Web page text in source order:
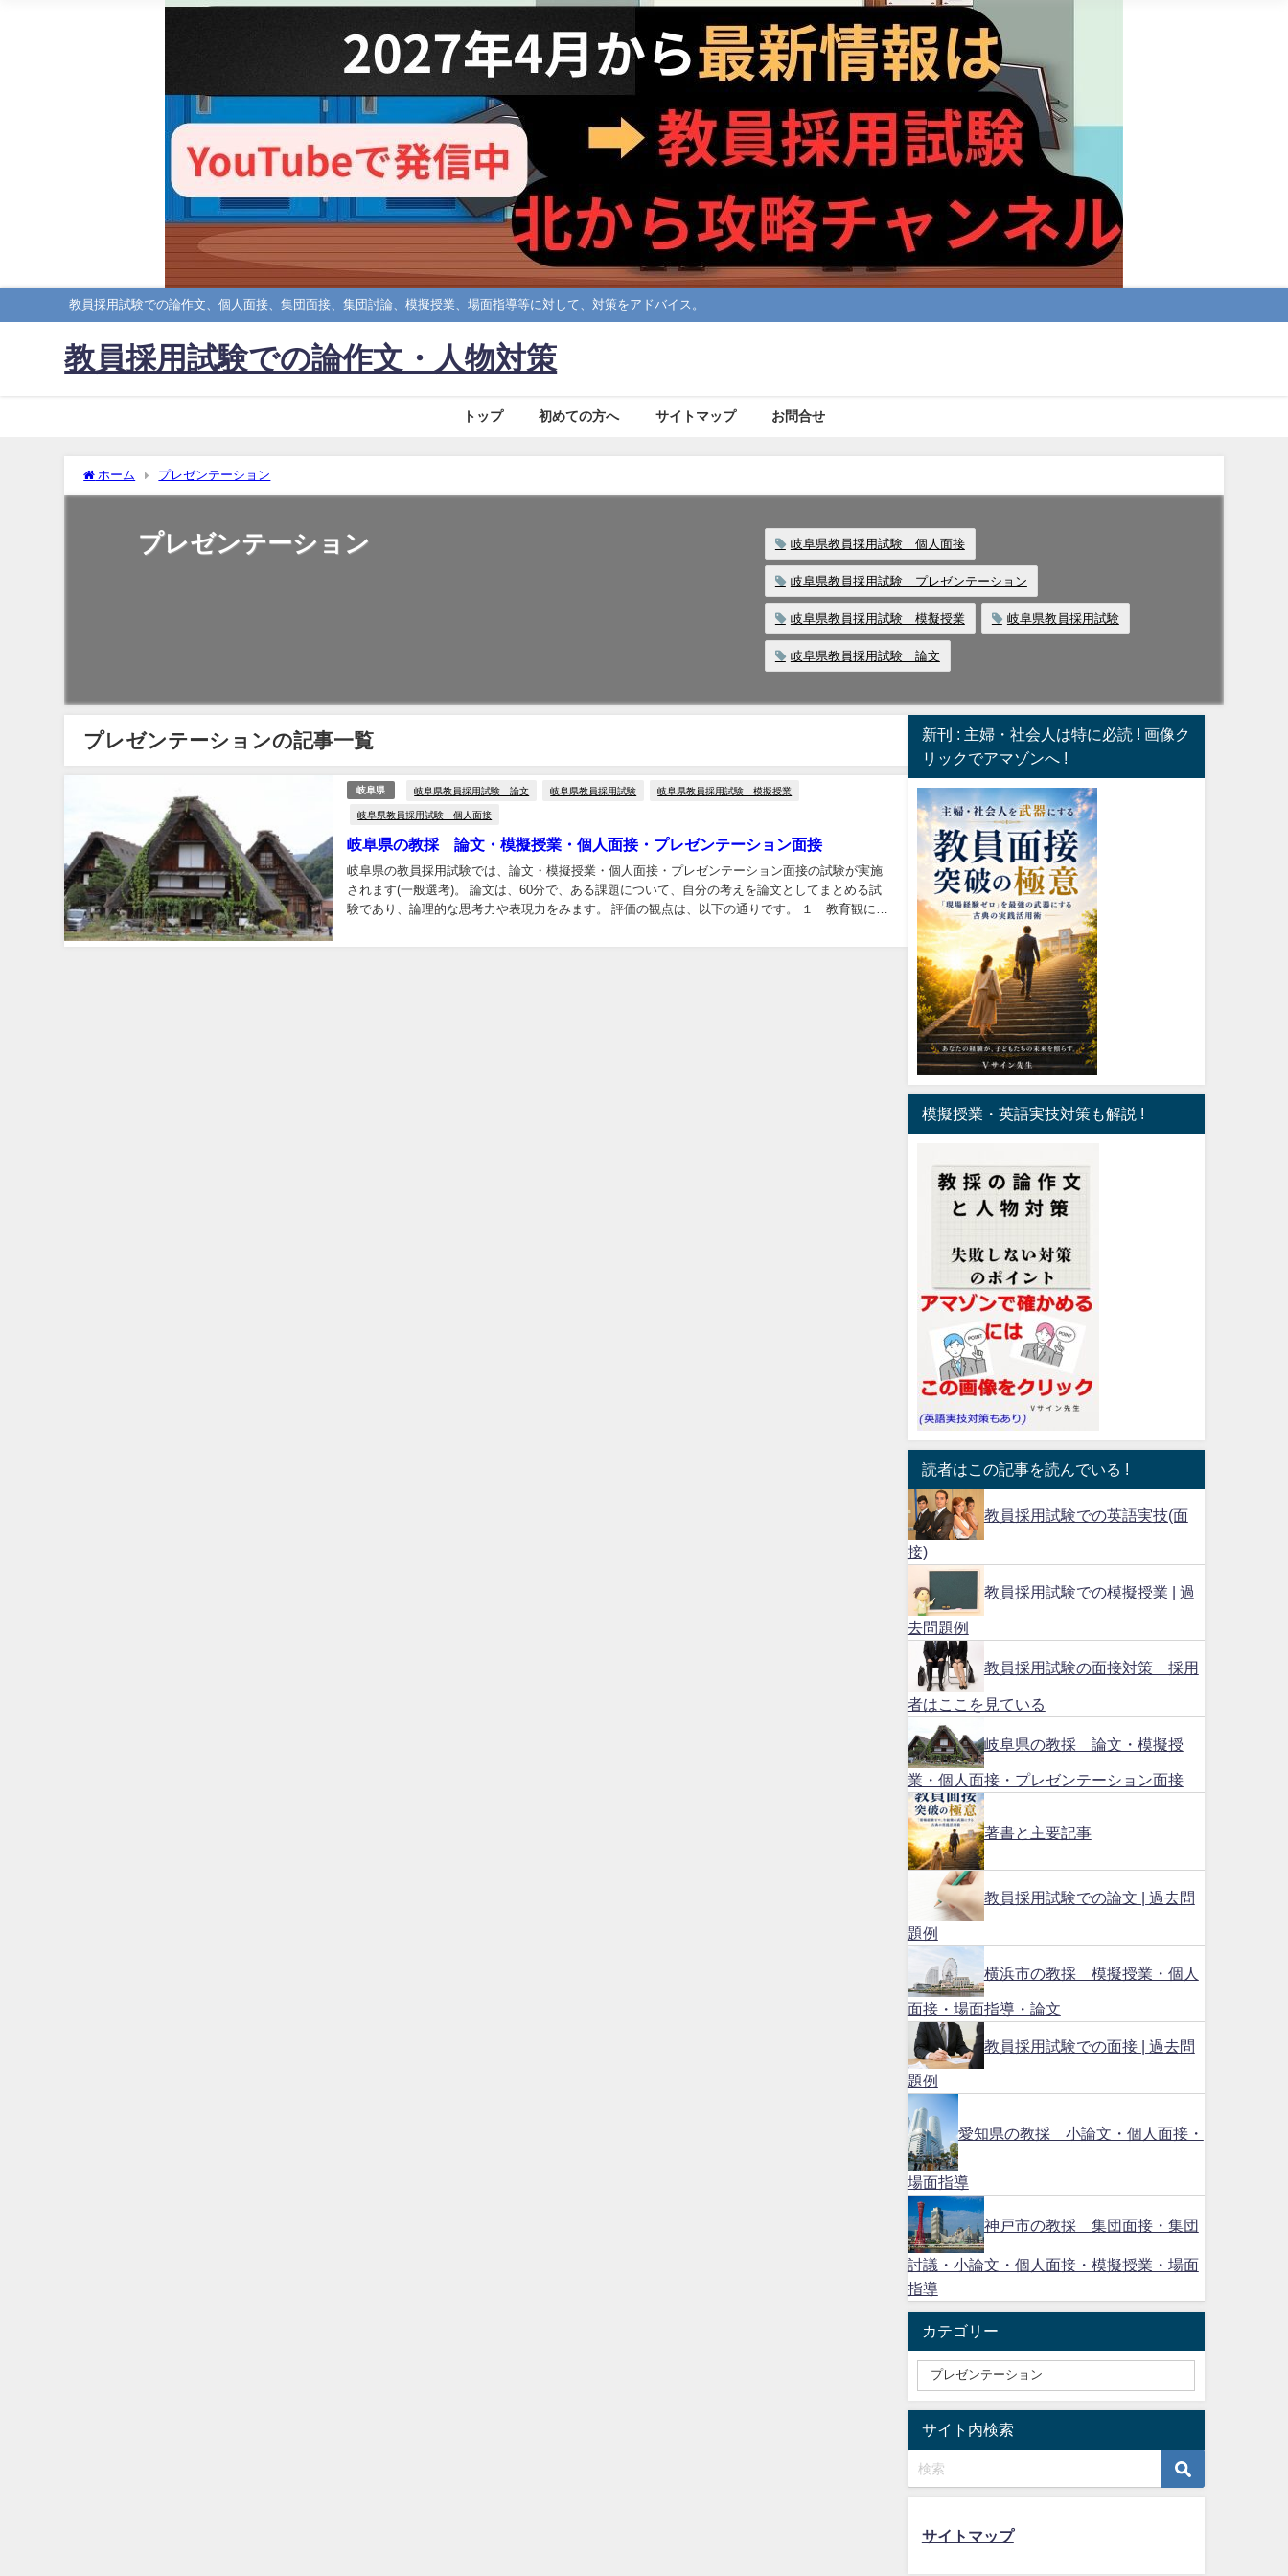
教員採用試験での論作文、個人面接、集団面接、集団討論、模擬授業、場面指導等に対して、対策をアドバイス。
教員採用試験での論作文・人物対策
トップ 初めての方へ サイトマップ お問合せ
ホーム プレゼンテーション
プレゼンテーション 岐阜県教員採用試験 個人面接
岐阜県教員採用試験 プレゼンテーション
岐阜県教員採用試験 模擬授業 岐阜県教員採用試験
岐阜県教員採用試験 論文
プレゼンテーションの記事一覧
岐阜県 岐阜県教員採用試験 論文 岐阜県教員採用試験 岐阜県教員採用試験 模擬授業
岐阜県教員採用試験 個人面接
岐阜県の教採 論文・模擬授業・個人面接・プレゼンテーション面接
岐阜県の教員採用試験では、論文・模擬授業・個人面接・プレゼンテーション面接の試験が実施
されます(一般選考)。 論文は、60分で、ある課題について、自分の考えを論文としてまとめる試
験であり、論理的な思考力や表現力をみます。 評価の観点は、以下の通りです。 １ 教育観に立
新刊 : 主婦・社会人は特に必読 ! 画像ク
リックでアマゾンへ !
模擬授業・英語実技対策も解説 !
読者はこの記事を読んでいる !
教員採用試験での英語実技(面
接)
教員採用試験での模擬授業 | 過
去問題例
教員採用試験の面接対策 採用
者はここを見ている
岐阜県の教採 論文・模擬授
業・個人面接・プレゼンテーション面接
著書と主要記事
教員採用試験での論文 | 過去問
題例
横浜市の教採 模擬授業・個人
面接・場面指導・論文
教員採用試験での面接 | 過去問
題例
愛知県の教採 小論文・個人面接・
場面指導
神戸市の教採 集団面接・集団
討議・小論文・個人面接・模擬授業・場面
指導
カテゴリー
サイト内検索
サイトマップ